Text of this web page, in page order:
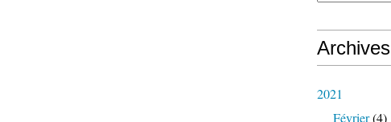
Archives
2021
Février(4)